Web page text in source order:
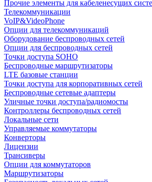
Прочие элементы для кабеленесущих
Телекоммуникации
VoIP&VideoPhone
Опции для телекоммуникаций
Оборудование беспроводных сетей
Опции для беспроводных сетей
Точки доступа SOHO
Беспроводные маршрутизаторы
LTE базовые станции
Точки доступа для корпоративных сетей
Беспроводные сетевые адаптеры
Уличные точки доступа/радиомосты
Контроллеры беспроводных сетей
Локальные сети
Управляемые коммутаторы
Конверторы
Лицензии
Трансиверы
Опции для коммутаторов
Маршрутизаторы